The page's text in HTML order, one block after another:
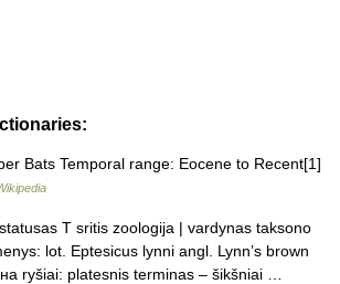
Bats Temporal range: Eocene to Recent[1]
T sritis zoologija | vardynas taksono
lot. Eptesicus lynni angl. Lynn’s brown
ryšiai: platesnis terminas – šikšniai …